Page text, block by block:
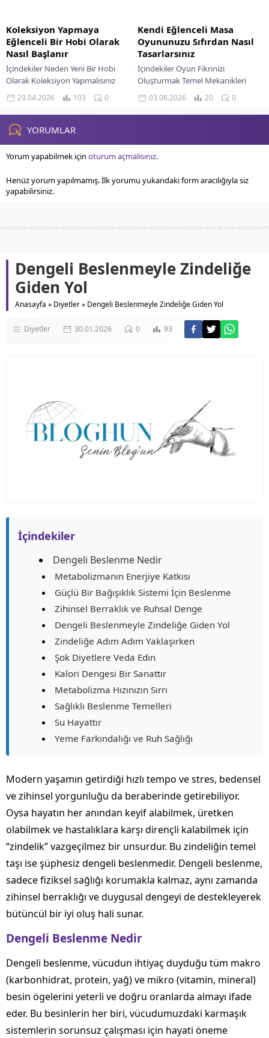
Koleksiyon Yapmaya
Eğlenceli Bir Hobi Olarak
Nasıl Başlanır
İçindekiler Neden Yeni Bir Hobi
Olarak Koleksiyon Yapmalısınız
Başlangıç İçin Koleksiyon Fikirleri
Ve İpuçları Koleksiyonunuzu
Düzenleme Ve Sergileme Sanatı
Koleksiyonculuk...
29.04.2026 103 0
Kendi Eğlenceli Masa
Oyununuzu Sıfırdan Nasıl
Tasarlarsınız
İçindekiler Oyun Fikrinizi
Oluşturmak Temel Mekanikleri
Belirlemek Hedef Kitlenizi
Tanımlamak Oyun Bileşenlerini
Düşünmek Oyun Kurallarını
03.08.2026 20 0
YORUMLAR
Yorum yapabilmek için oturum açmalısınız.
Henüz yorum yapılmamış. İlk yorumu yukarıdaki form aracılığıyla siz
yapabilirsiniz.
Dengeli Beslenmeyle Zindeliğe
Giden Yol
Anasayfa » Diyetler» Dengeli Beslenmeyle Zindeliğe Giden Yol
Diyetler 30.01.2026 0 93
İçindekiler
Dengeli Beslenme Nedir
Metabolizmanın Enerjiye Katkısı
Güçlü Bir Bağışıklık Sistemi İçin Beslenme
Zihinsel Berraklık ve Ruhsal Denge
Dengeli Beslenmeyle Zindeliğe Giden Yol
Zindeliğe Adım Adım Yaklaşırken
Şok Diyetlere Veda Edin
Kalori Dengesi Bir Sanattır
Metabolizma Hızınızın Sırrı
Sağlıklı Beslenme Temelleri
Su Hayattır
Yeme Farkındalığı ve Ruh Sağlığı
Modern yaşamın getirdiği hızlı tempo ve stres, bedensel
ve zihinsel yorgunluğu da beraberinde getirebiliyor.
Oysa hayatın her anından keyif alabilmek, üretken
olabilmek ve hastalıklara karşı dirençli kalabilmek için
“zindelik” vazgeçilmez bir unsurdur. Bu zindeliğin temel
taşı ise şüphesiz dengeli beslenmedir. Dengeli beslenme,
sadece fiziksel sağlığı korumakla kalmaz, aynı zamanda
zihinsel berraklığı ve duygusal dengeyi de destekleyerek
bütüncül bir iyi oluş hali sunar.
Dengeli Beslenme Nedir
Dengeli beslenme, vücudun ihtiyaç duyduğu tüm makro
(karbonhidrat, protein, yağ) ve mikro (vitamin, mineral)
besin ögelerini yeterli ve doğru oranlarda almayı ifade
eder. Bu besinlerin her biri, vücudumuzdaki karmaşık
sistemlerin sorunsuz çalışması için hayati öneme